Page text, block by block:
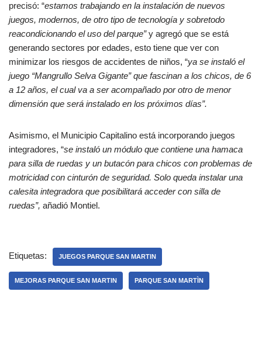
precisó: “estamos trabajando en la instalación de nuevos
juegos, modernos, de otro tipo de tecnología y sobretodo
reacondicionando el uso del parque”y agregó que se está
generando sectores por edades, esto tiene que ver con
minimizar los riesgos de accidentes de niños, “ya se instaló el
juego “Mangrullo Selva Gigante” que fascinan a los chicos, de 6
a 12 años, el cual va a ser acompañado por otro de menor
dimensión que será instalado en los próximos días”.
Asimismo, el Municipio Capitalino está incorporando juegos
integradores, “se instaló un módulo que contiene una hamaca
para silla de ruedas y un butacón para chicos con problemas de
motricidad con cinturón de seguridad. Solo queda instalar una
calesita integradora que posibilitará acceder con silla de
ruedas”, añadió Montiel.
Etiquetas: JUEGOS PARQUE SAN MARTIN
MEJORAS PARQUE SAN MARTIN PARQUE SAN MARTÌN